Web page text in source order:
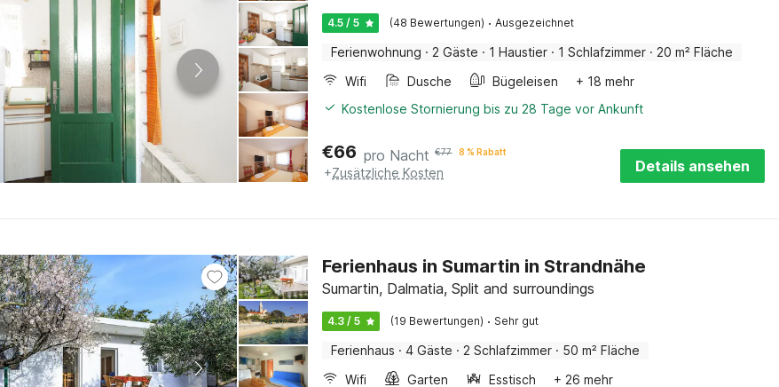
4.5 / 5 (48 Bewertungen) · Ausgezeichnet
Ferienwohnung · 2 Gäste · 1 Haustier · 1 Schlafzimmer · 20 m² Fläche
Wifi
Dusche Bügeleisen
+ 18 mehr
Kostenlose Stornierung bis zu 28 Tage vor Ankunft
€66 pro Nacht €77 8 % Rabatt
+Zusätzliche Kosten Details ansehen
Ferienhaus in Sumartin in Strandnähe
Sumartin, Dalmatia, Split and surroundings
4.3 / 5 (19 Bewertungen) · Sehr gut
Ferienhaus · 4 Gäste · 2 Schlafzimmer · 50 m² Fläche
Wifi
Garten Esstisch + 26 mehr